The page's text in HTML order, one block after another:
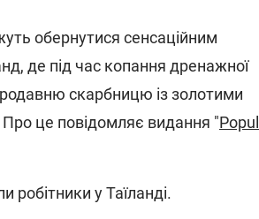
обернутися сенсаційним
де під час копання дренажної
скарбницю із золотими
це повідомляє видання "
робітники у Таїланді.